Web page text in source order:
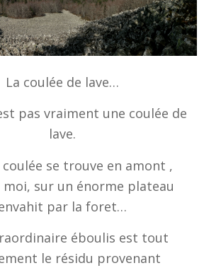
La coulée de lave…
pas vraiment une coulée de
lave.
coulée se trouve en amont ,
sur un énorme plateau
par la foret…
éboulis est tout
le résidu provenant